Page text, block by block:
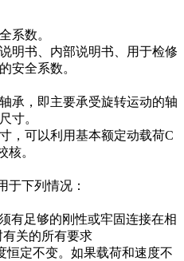
数。
书、内部说明书、用于检修
安全系数。
，即主要承受旋转运动的轴
寸。
可以利用基本额定动载荷C
核。
下列情况：
足够的刚性或牢固连接在相
关的所有要求
定不变。如果载荷和速度不